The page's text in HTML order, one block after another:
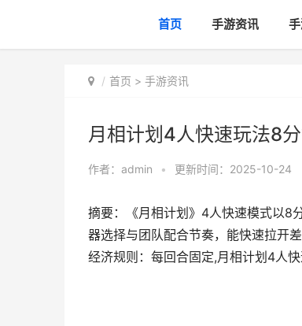
首页 手游资讯
首页 > 手游资讯
月相计划4人快速玩法8
作者： admin • 更新时间：2025-10-24
摘要：《月相计划》4人快速模式以8
器选择与团队配合节奏，能快速拉开
经济规则：每回合固定,月相计划4人